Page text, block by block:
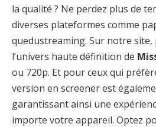
la qualité ? Ne perdez plus de
diverses plateformes comme
quedustreaming. Sur notre site,
l’univers haute définition de
ou 720p. Et pour ceux qui
version en screener est
garantissant ainsi une
importe votre appareil. Optez